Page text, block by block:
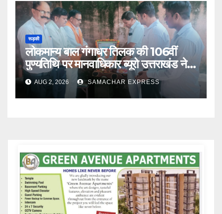
रूड़की
लोकमान्य बाल गंगाधर तिलक की 106वीं
पुण्यतिथि पर मानवाधिकार ब्यूरो उत्तराखंड ने
दी भावभीनी श्रद्धांजलि
AUG 2, 2026 SAMACHAR EXPRESS